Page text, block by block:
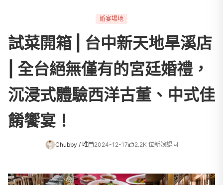
婚宴場地
試菜開箱 | 台中新天地旱溪店
| 全台絕無僅有的宮廷婚禮，
沉浸式體驗西洋古董、中式佳
餚饗宴！
Chubby / 唯 2024-12-17 2.2K 位新娘認同